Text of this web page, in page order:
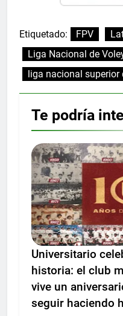
Etiquetado: FPV
Liga Nacional de
liga nacional superior
Te podría
Universitario
historia: el club
vive un
seguir haciendo